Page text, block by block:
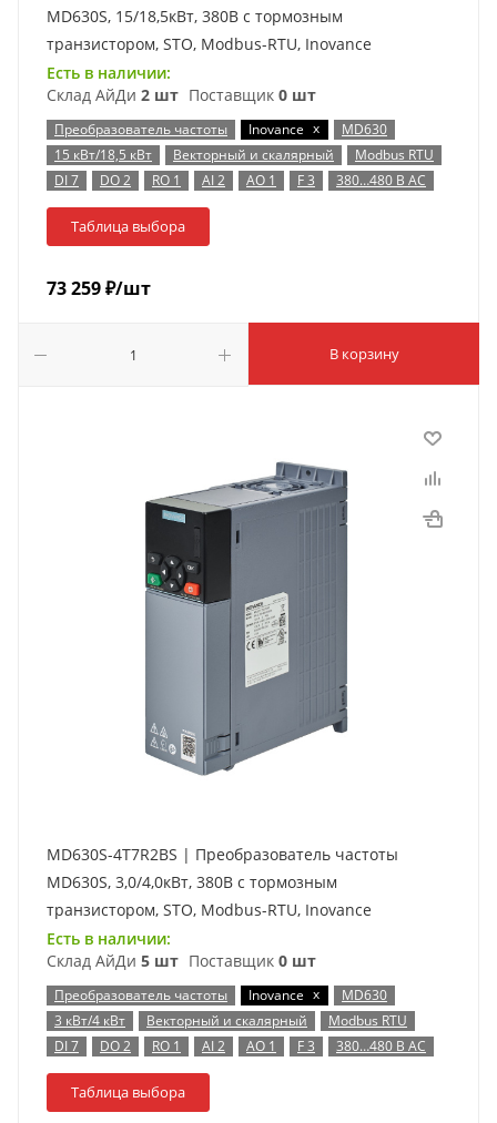
MD630S, 15/18,5кВт, 380В с тормозным
транзистором, STO, Modbus-RTU, Inovance
Есть в наличии:
Склад АйДи 2 шт Поставщик 0 шт
Преобразователь частоты Inovance x
MD630
15 кВт/18,5 кВт
Векторный и скалярный
Modbus RTU
DI 7
DO 2 RO 1 AI 2 AO 1 F 3 380…480 В AC
Таблица выбора
73 259₽/шт
В корзину
MD630S-4T7R2BS | Преобразователь частоты
MD630S, 3,0/4,0кВт, 380В с тормозным
транзистором, STO, Modbus-RTU, Inovance
Есть в наличии:
Склад АйДи 5 шт Поставщик 0 шт
Преобразователь частоты Inovance x
MD630
3 кВт/4 кВт
Векторный и скалярный
Modbus RTU
DI 7
DO 2 RO 1 AI 2 AO 1 F 3 380…480 В AC
Таблица выбора